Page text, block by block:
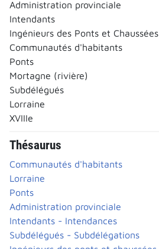
Administration provinciale
Intendants
Ingénieurs des Ponts et Chaussées
Communautés d'habitants
Ponts
Mortagne (rivière)
Subdélégués
Lorraine
XVIIIe
Thésaurus
Communautés d'habitants
Lorraine
Ponts
Administration provinciale
Intendants - Intendances
Subdélégués - Subdélégations